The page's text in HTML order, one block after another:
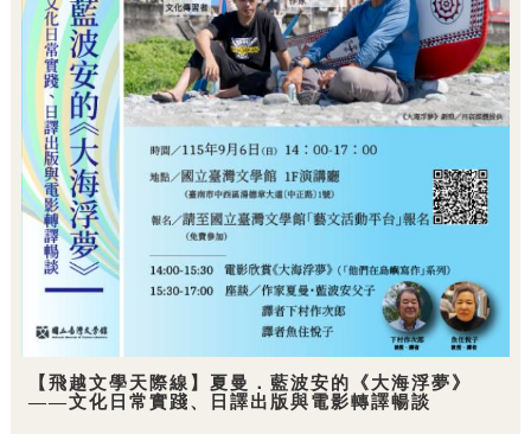
【飛越文學天際線】夏曼．藍波安的《大海浮夢》
——文化日常實踐、日譯出版與電影轉譯暢談